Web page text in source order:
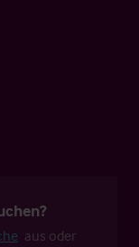
aus oder